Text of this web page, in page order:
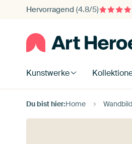
Hervorragend (4.8/5)
Kunstwerke
Du bist hier:Home